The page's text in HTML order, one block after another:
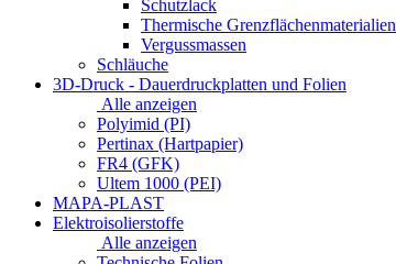
Schutzlack
Thermische Grenzflächenmaterialien
Vergussmassen
Schläuche
3D-Druck - Dauerdruckplatten und Folien
Alle anzeigen
Polyimid (PI)
Pertinax (Hartpapier)
FR4 (GFK)
Ultem 1000 (PEI)
MAPA-PLAST
Elektroisolierstoffe
Alle anzeigen